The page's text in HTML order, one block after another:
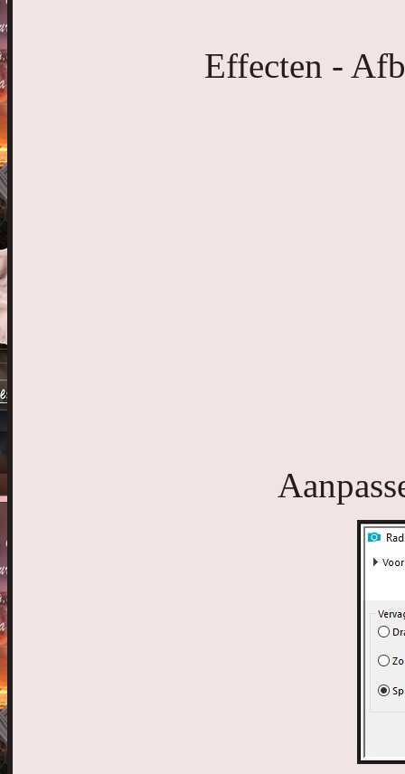
Effecten -